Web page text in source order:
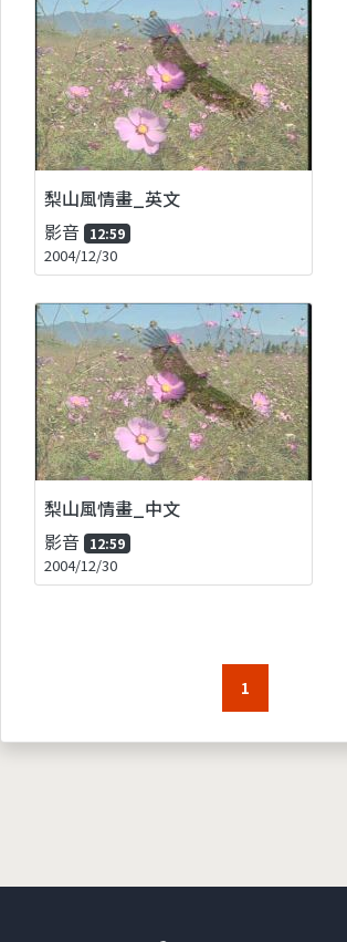
梨山風情畫_英文
影音 12:59
2004/12/30
梨山風情畫_中文
影音 12:59
2004/12/30
1